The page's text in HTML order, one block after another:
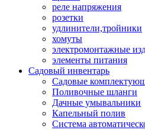
реле напряжения
розетки
удлинители,тройники
хомуты
электромонтажные
элементы питания
Садовый инвентарь
Садовые
Поливочные шланги
Дачные умывальники
Капельный полив
Система